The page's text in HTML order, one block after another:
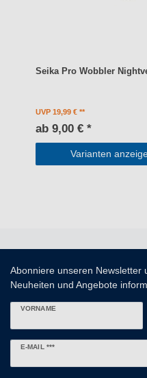
Seika Pro Wobbler
UVP 19,99 €
ab 9,00 € *
Varianten
Abonniere unseren Newsletter
Neuheiten und Angebote
VORNAME
E-MAIL ***
Newsletter